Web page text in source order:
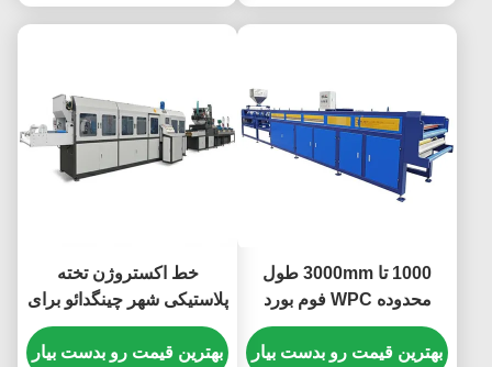
1000 تا 3000mm طول
محدوده WPC فوم بورد
ماشین آبی یا هر چیزی که
شما می خواهید طراحی
بهترین قیمت رو بدست بیار
خط اکستروژن تخته
پلاستیکی شهر چینگدائو برای
تخته فوم پی وی سی با
محدوده طول 1000 تا 3000
بهترین قیمت رو بدست بیار